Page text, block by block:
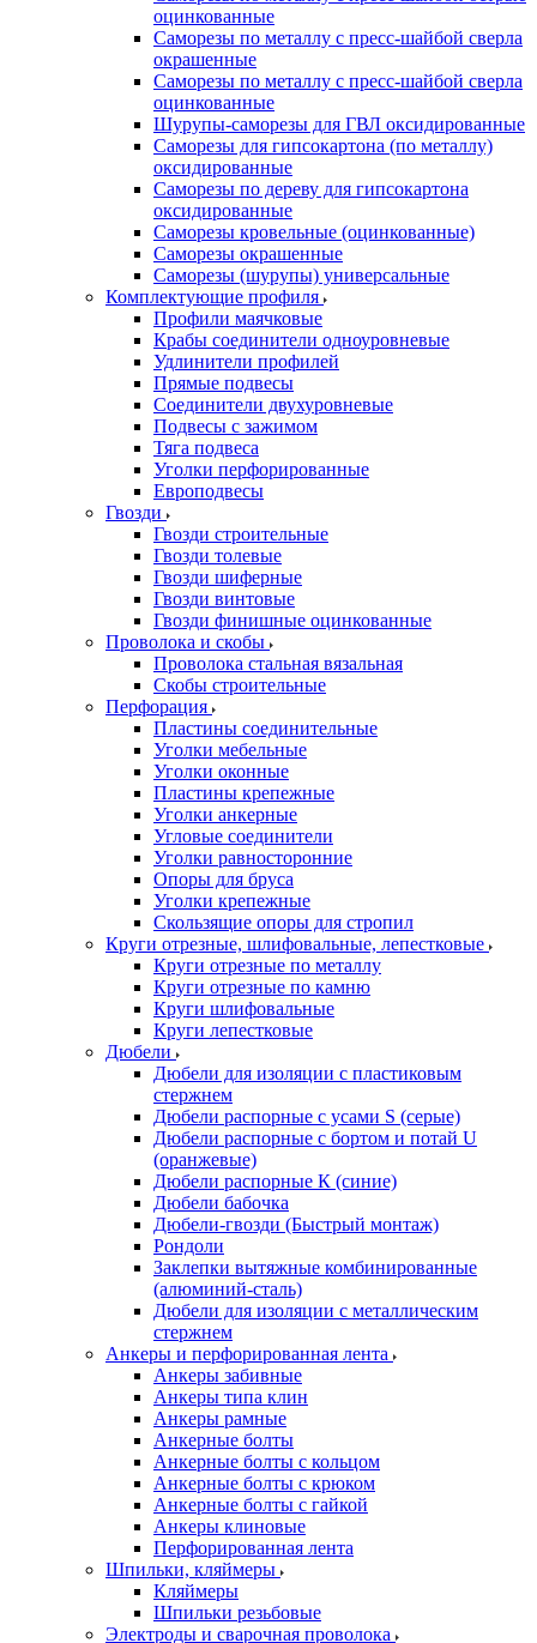
оцинкованные
Саморезы по металлу с пресс-шайбой сверла
окрашенные
Саморезы по металлу с пресс-шайбой сверла
оцинкованные
Шурупы-саморезы для ГВЛ оксидированные
Саморезы для гипсокартона (по металлу)
оксидированные
Саморезы по дереву для гипсокартона
оксидированные
Саморезы кровельные (оцинкованные)
Саморезы окрашенные
Саморезы (шурупы) универсальные
Комплектующие профиля
Профили маячковые
Крабы соединители одноуровневые
Удлинители профилей
Прямые подвесы
Соединители двухуровневые
Подвесы с зажимом
Тяга подвеса
Уголки перфорированные
Европодвесы
Гвозди
Гвозди строительные
Гвозди толевые
Гвозди шиферные
Гвозди винтовые
Гвозди финишные оцинкованные
Проволока и скобы
Проволока стальная вязальная
Скобы строительные
Перфорация
Пластины соединительные
Уголки мебельные
Уголки оконные
Пластины крепежные
Уголки анкерные
Угловые соединители
Уголки равносторонние
Опоры для бруса
Уголки крепежные
Скользящие опоры для стропил
Круги отрезные, шлифовальные, лепестковые
Круги отрезные по металлу
Круги отрезные по камню
Круги шлифовальные
Круги лепестковые
Дюбели
Дюбели для изоляции с пластиковым
стержнем
Дюбели распорные с усами S (серые)
Дюбели распорные c бортом и потай U
(оранжевые)
Дюбели распорные К (синие)
Дюбели бабочка
Дюбели-гвозди (Быстрый монтаж)
Рондоли
Заклепки вытяжные комбинированные
(алюминий-сталь)
Дюбели для изоляции с металлическим
стержнем
Анкеры и перфорированная лента
Анкеры забивные
Анкеры типа клин
Анкеры рамные
Анкерные болты
Анкерные болты с кольцом
Анкерные болты с крюком
Анкерные болты с гайкой
Анкеры клиновые
Перфорированная лента
Шпильки, кляймеры
Кляймеры
Шпильки резьбовые
Электроды и сварочная проволока